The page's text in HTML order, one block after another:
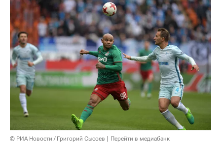
© РИА Новости / Григорий Сысоев Перейти в медиабанк